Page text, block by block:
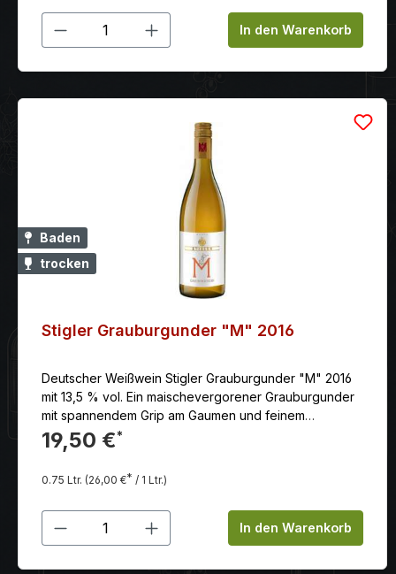
Aromenreichtum: der Bogen ist gespannt von frischer
Muskatnuss, Nelken, kandierten Zitrusfrüchten,
Marzipan, bis hin zu Anklängen an Sojasauce.
Produkt Anzahl: Gib denIn den Warenkorb
Baden
trocken
Stigler Grauburgunder "M" 2016
Deutscher Weißwein Stigler Grauburgunder "M" 2016
mit 13,5 % vol. Ein maischevergorener Grauburgunder
mit spannendem Grip am Gaumen und feinem
Tanningerüst, ein Wein mit Frische und Würze
zugleich. Strukturiert, außergewöhnlich und mit langem
Nachhall.
19,50 €*
0.75 Ltr. (26,00 €* / 1 Ltr.)
Produkt Anzahl: Gib denIn den Warenkorb